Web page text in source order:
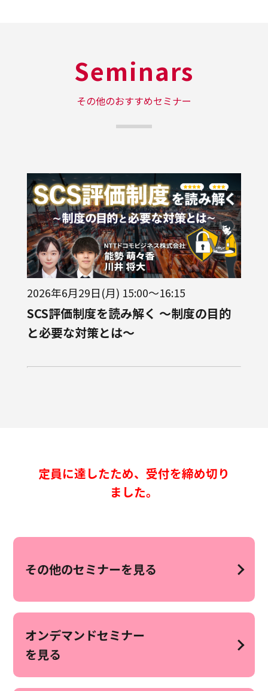
※「J-Stream Equipmedia」の利用について
は、各利用者さまの責任によるものとし、リン
ク先ホームページの利用またはそこに記載され
る情報などについていかなる推奨、保証なども
Seminars
その他のおすすめセミナー
2026年6月29日(月) 15:00～16:15
SCS評価制度を読み解く ～制度の目的
と必要な対策とは～
定員に達したため、受付を締め切り
ました。
その他のセミナーを見る
オンデマンドセミナー
を見る